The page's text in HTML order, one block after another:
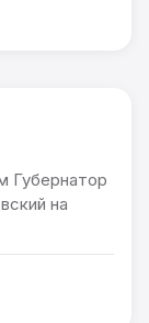
Губернатор
на